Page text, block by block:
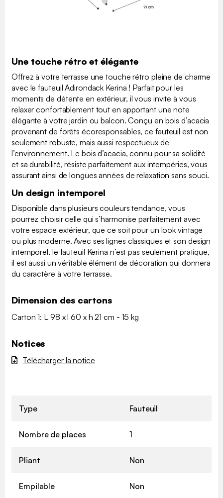
Une touche rétro et élégante
Offrez à votre terrasse une touche rétro pleine de charme
avec le fauteuil Adirondack Kerina ! Parfait pour les
moments de détente en extérieur, il vous invite à vous
relaxer confortablement tout en apportant une note
élégante à votre jardin ou balcon. Conçu en bois d’acacia
provenant de forêts écoresponsables, ce fauteuil est non
seulement robuste, mais aussi respectueux de
l’environnement. Le bois d’acacia, connu pour sa solidité
et sa durabilité, résiste parfaitement aux intempéries, vous
assurant ainsi de longues années de relaxation sans souci.
Un design intemporel
Disponible dans plusieurs couleurs tendance, vous
pourrez choisir celle qui s’harmonise parfaitement avec
votre espace extérieur, que ce soit pour un look vintage
ou plus moderne. Avec ses lignes classiques et son design
intemporel, le fauteuil Kerina n’est pas seulement pratique,
il est aussi un véritable élément de décoration qui donnera
du caractère à votre terrasse.
Dimension des cartons
Carton 1: L 98 x l 60 x h 21 cm - 15 kg
Notices
Télécharger la notice
Type Fauteuil
Nombre de places 1
Pliant Non
Empilable Non